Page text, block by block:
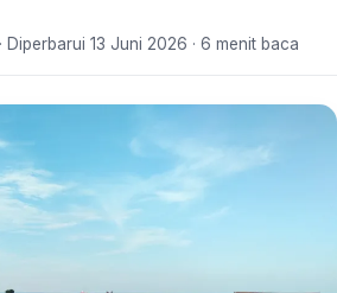
Diperbarui 13 Juni 2026 · 6 menit baca